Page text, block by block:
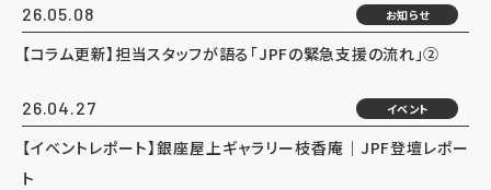
26.05.08 お知らせ
【コラム更新】担当スタッフが語る「JPFの緊急支援の流れ」②
26.04.27 イベント
【イベントレポート】銀座屋上ギャラリー枝香庵｜JPF登壇レポー
ト